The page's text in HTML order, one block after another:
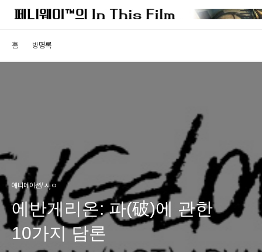
홈 방명록
애니메이션/ㅅ,ㅇ
에반게리온: 파(破)에 관한
10가지 담론